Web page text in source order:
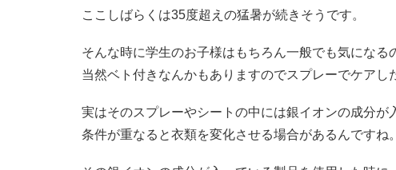
ここしばらくは35度超えの猛暑が続きそうです。
そんな時に学生のお子様はもちろん一般でも気になる
当然ベト付きなんかもありますのでスプレーでケアし
実はそのスプレーやシートの中には銀イオンの成分
条件が重なると衣類を変化させる場合があるんですね。